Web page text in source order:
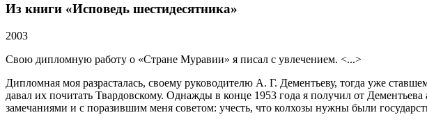
Из книги «Исповедь шестидесятника»
2003
Свою дипломную работу о «Стране Муравии» я писал с увлечением. <...>
Дипломная моя разрасталась, своему руководителю А. Г. Дементьеву, тогда уже
давал их почитать Твардовскому. Однажды в конце 1953 года я получил от
замечаниями и с поразившим меня советом: учесть, что колхозы нужны были